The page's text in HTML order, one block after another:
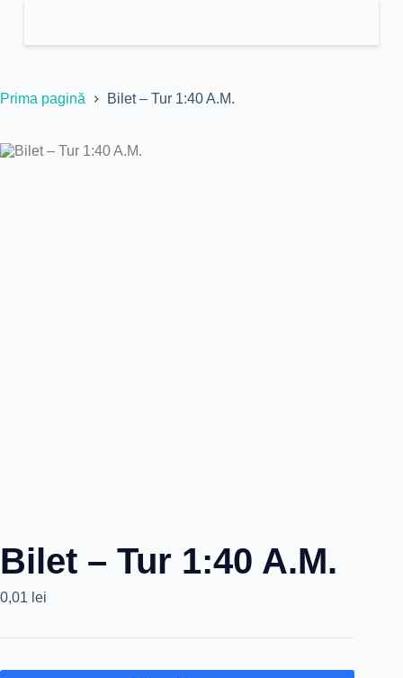
Prima pagină Bilet – Tur 1:40 A.M.
Bilet – Tur 1:40 A.M.
0,01 lei